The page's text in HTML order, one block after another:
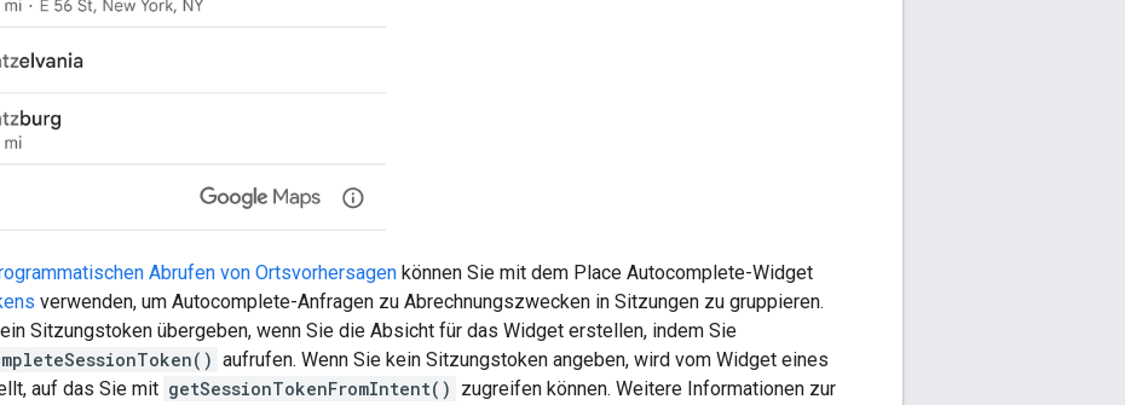
Abrufen von Ortsvorhersagen können Sie mit dem Place Autocomplete-Widget
verwenden, um Autocomplete-Anfragen zu Abrechnungszwecken in Sitzungen zu gruppieren.
Sitzungstoken übergeben, wenn Sie die Absicht für das Widget erstellen, indem Sie
aufrufen. Wenn Sie kein Sitzungstoken angeben, wird vom Widget eines
auf das Sie mit getSessionTokenFromIntent() zugreifen können. Weitere Informationen zur